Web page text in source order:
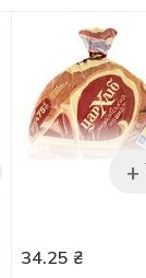
+
34.25 ₴